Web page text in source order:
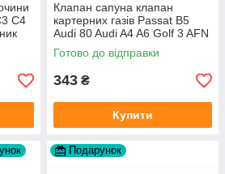
C4
Клапан сапуна клапан
картерних газів Passat B5
Audi 80 Audi A4 A6 Golf 3 AFN
1Y AAZ 1Z AFF AEY AAZ AHB
AHU
Готово до відправки
343 ₴
Купити
Подарунок